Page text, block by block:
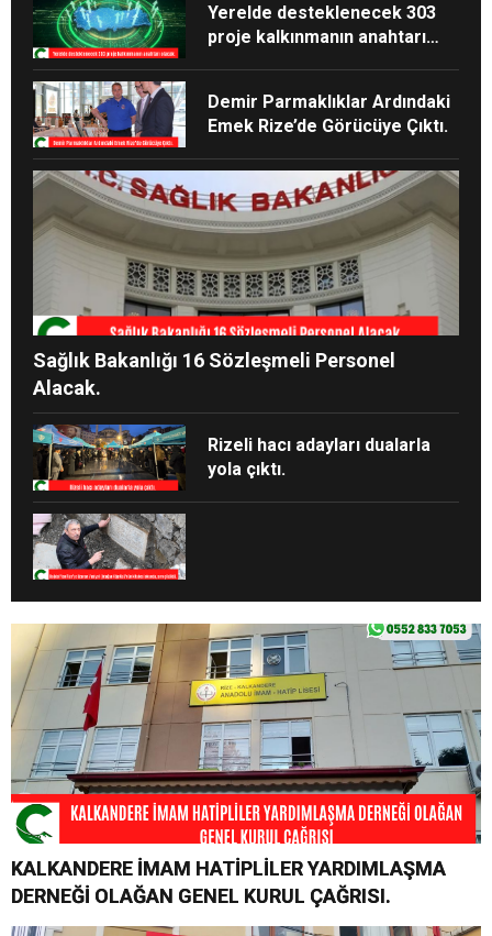
Yerelde desteklenecek 303
proje kalkınmanın anahtarı
Demir Parmaklıklar Ardındaki
Emek Rize’de Görücüye Çıktı.
Sağlık Bakanlığı 16 Sözleşmeli Personel
Alacak.
Rizeli hacı adayları dualarla
yola çıktı.
KALKANDERE İMAM HATİPLİLER YARDIMLAŞMA
DERNEĞİ OLAĞAN GENEL KURUL ÇAĞRISI.